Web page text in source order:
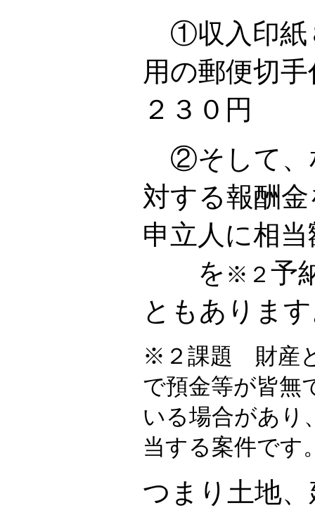
①収入印紙
用の郵便切
２３０円
②そして、
対する報酬
申立人に相当
を ※２ 予
ともありま
※２課題 財産
で預金等が皆無
いる場合が
当する案件です
つまり土地